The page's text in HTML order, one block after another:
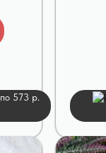
по 573 р.